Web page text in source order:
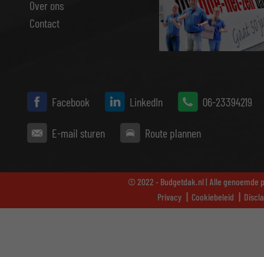
Over ons
Contact
Facebook LinkedIn 06-23394219
E-mail sturen Route plannen
© 2022 - Budgetdak.nl | Alle genoemde
Privacy
Cookiebeleid